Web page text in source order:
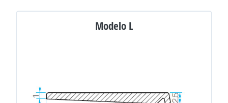
Modelo L